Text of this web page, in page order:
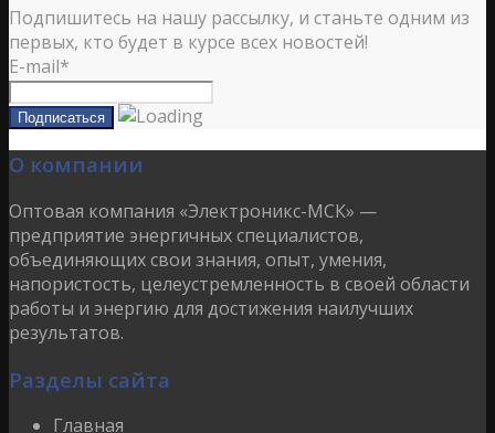
Подпишитесь на нашу рассылку, и станьте одним из
первых, кто будет в курсе всех новостей!
E-mail*
О компании
Оптовая компания «Электроникс-МСК» —
предприятие энергичных специалистов,
объединяющих свои знания, опыт, умения,
напористость, целеустремленность в своей области
работы и энергию для достижения наилучших
результатов.
Разделы сайта
Главная